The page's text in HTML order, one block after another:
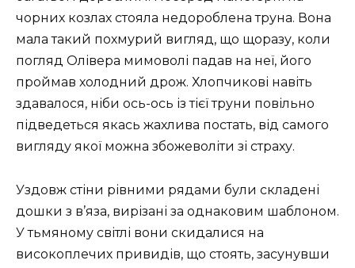
чорних козлах стояла недороблена труна. Вона
мала такий похмурий вигляд, що щоразу, коли
погляд Олівера мимоволі падав на неї, його
проймав холодний дрож. Хлопчикові навіть
здавалося, ніби ось-ось із тієї труни повільно
підведеться якась жахлива постать, від самого
вигляду якої можна збожеволіти зі страху.
Уздовж стіни рівними рядами були складені
дошки з в’яза, вирізані за однаковим шаблоном.
У тьмяному світлі вони скидалися на
високоплечих привидів, що стоять, засунувши